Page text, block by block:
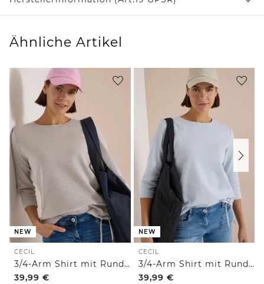
Ähnliche Artikel
NEW
CECIL
3/4-Arm Shirt mit Rundhals und Struktur
39,99 €
NEW
CECIL
3/4-Arm Shirt mit Rundhals und Struktur
39,99 €